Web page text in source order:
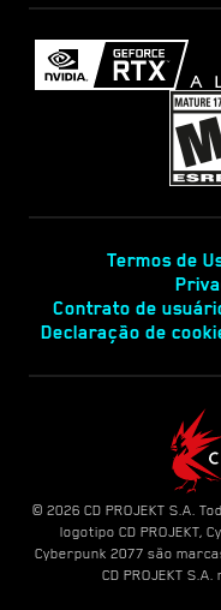
Termos de
Contrato de
Declaração de
© 2026 CD PROJEKT S.A.
logotipo CD PROJEKT,
Cyberpunk 2077 são
CD PROJEKT